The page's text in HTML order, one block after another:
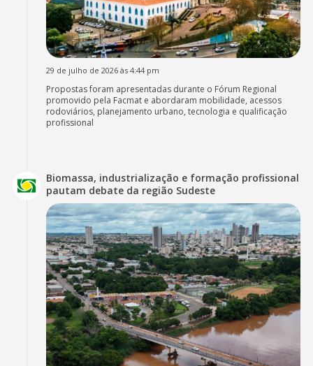
29 de julho de 2026 às 4:44 pm
Propostas foram apresentadas durante o Fórum Regional
promovido pela Facmat e abordaram mobilidade, acessos
rodoviários, planejamento urbano, tecnologia e qualificação
profissional
Biomassa, industrialização e formação profissional
pautam debate da região Sudeste